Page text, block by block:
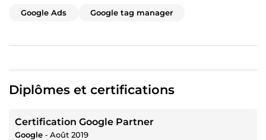
Google Ads Google tag manager
Diplômes et certifications
Certification Google Partner
Google ‐ Août 2019